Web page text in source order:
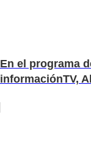
En el programa
informaciónTV,